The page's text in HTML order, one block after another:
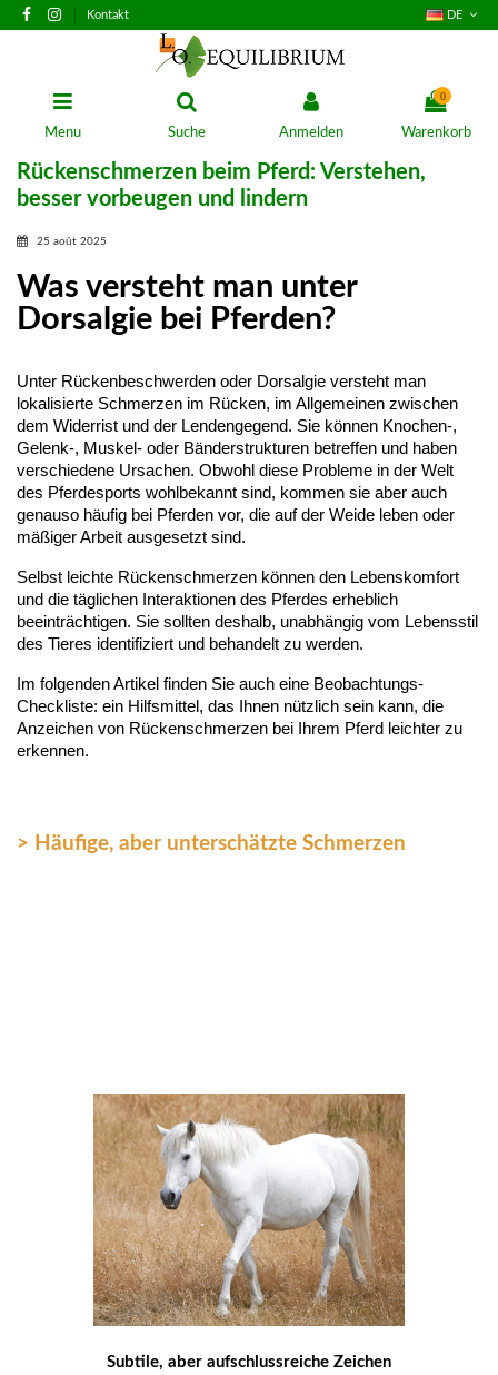
Kontakt DE
Menu Suche Anmelden
0
Warenkorb
Rückenschmerzen beim Pferd: Verstehen,
besser vorbeugen und lindern
25 août 2025
Was versteht man unter
Dorsalgie bei Pferden?
Unter Rückenbeschwerden oder Dorsalgie versteht man
lokalisierte Schmerzen im Rücken, im Allgemeinen zwischen
dem Widerrist und der Lendengegend. Sie können Knochen-,
Gelenk-, Muskel- oder Bänderstrukturen betreffen und haben
verschiedene Ursachen. Obwohl diese Probleme in der Welt
des Pferdesports wohlbekannt sind, kommen sie aber auch
genauso häufig bei Pferden vor, die auf der Weide leben oder
mäßiger Arbeit ausgesetzt sind.
Selbst leichte Rückenschmerzen können den Lebenskomfort
und die täglichen Interaktionen des Pferdes erheblich
beeinträchtigen. Sie sollten deshalb, unabhängig vom Lebensstil
des Tieres identifiziert und behandelt zu werden.
Im folgenden Artikel finden Sie auch eine Beobachtungs-
Checkliste: ein Hilfsmittel, das Ihnen nützlich sein kann, die
Anzeichen von Rückenschmerzen bei Ihrem Pferd leichter zu
erkennen.
> Häufige, aber unterschätzte Schmerzen
Subtile, aber aufschlussreiche Zeichen